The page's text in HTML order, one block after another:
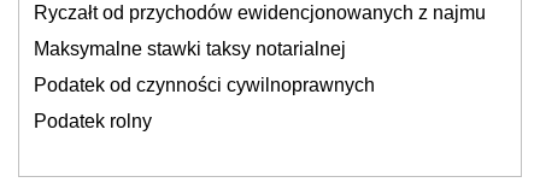
Ryczałt od przychodów ewidencjonowanych z najmu
Maksymalne stawki taksy notarialnej
Podatek od czynności cywilnoprawnych
Podatek rolny